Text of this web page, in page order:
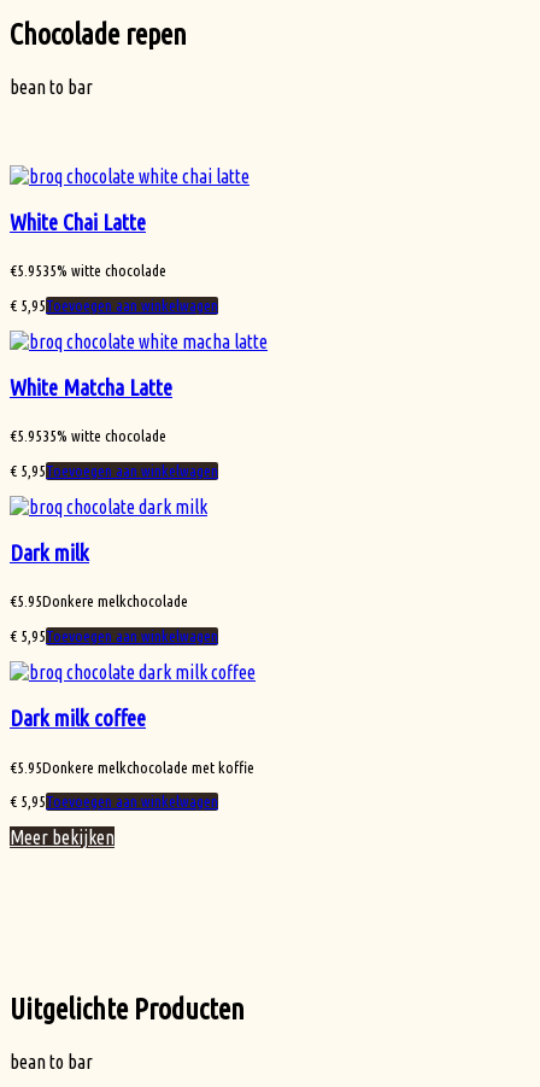
Chocolade repen
bean to bar
White Chai Latte
€5.9535% witte chocolade
€ 5,95Toevoegen aan winkelwagen
White Matcha Latte
€5.9535% witte chocolade
€ 5,95Toevoegen aan winkelwagen
Dark milk
€5.95Donkere melkchocolade
€ 5,95Toevoegen aan winkelwagen
Dark milk coffee
€5.95Donkere melkchocolade met koffie
€ 5,95Toevoegen aan winkelwagen
Meer bekijken
Uitgelichte Producten
bean to bar